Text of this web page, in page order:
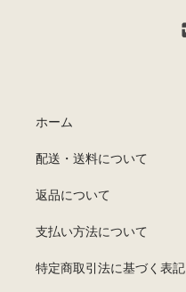
ホーム
配送・送料について
返品について
支払い方法について
特定商取引法に基づく表記